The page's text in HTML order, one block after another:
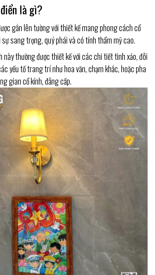
là gì?
gắn lên tường với thiết kế mang phong cách cổ
sang trọng, quý phái và có tính thẩm mỹ cao.
này thường được thiết kế với các chi tiết tinh xảo, đôi
yếu tố trang trí như hoa văn, chạm khắc, hoặc pha
gian cổ kính, đẳng cấp.